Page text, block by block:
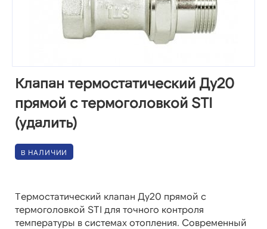
Клапан термостатический Ду20
прямой с термоголовкой STI
(удалить)
В НАЛИЧИИ
Термостатический клапан Ду20 прямой с
термоголовкой STI для точного контроля
температуры в системах отопления. Современный